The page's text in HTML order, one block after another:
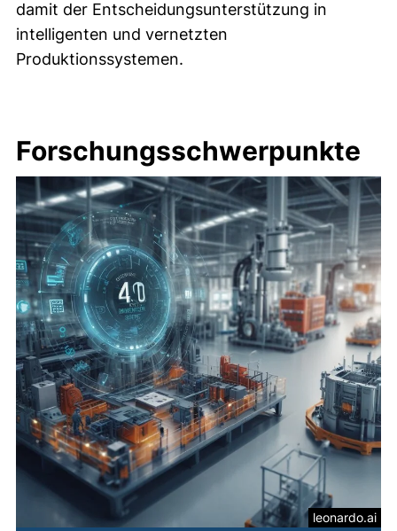
damit der Entscheidungsunterstützung in
intelligenten und vernetzten
Produktionssystemen.
Forschungsschwerpunkte
leonardo.ai